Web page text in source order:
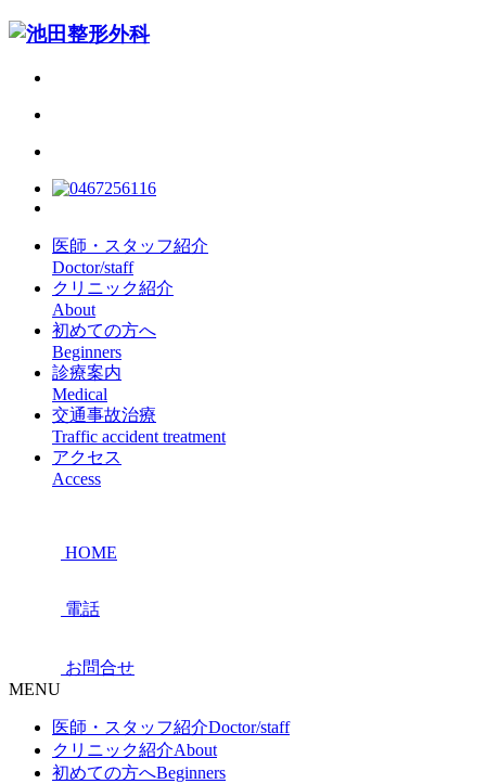
医師・スタッフ紹介
Doctor/staff
クリニック紹介
About
初めての方へ
Beginners
診療案内
Medical
交通事故治療
Traffic accident treatment
アクセス
Access
HOME
電話
お問合せ
MENU
医師・スタッフ紹介Doctor/staff
クリニック紹介About
初めての方へBeginners